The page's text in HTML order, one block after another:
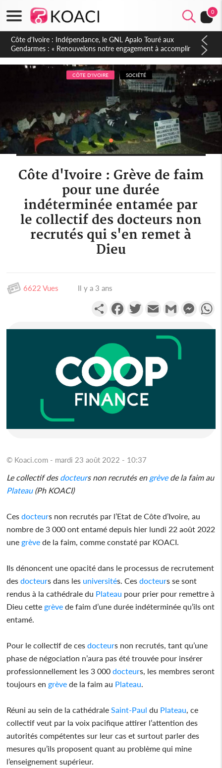
0
Sierra Leone : Un projet de réforme constitutionnelle en
gestation, points clés des amendements, un exclu d'avance
CÔTE D'IVOIRE SOCIÉTÉ
Côte d'Ivoire : Grève de faim
pour une durée
indéterminée entamée par
le collectif des docteurs non
recrutés qui s'en remet à
Dieu
6622 Vues Il y a 3 ans
PartagerFacebookTwitterEmail Gmail
© Koaci.com - mardi 23 août 2022 - 10:37
Le collectif des docteurs non recrutés en grèvede la faim au
Plateau(Ph KOACI)
Cesdocteurs non recrutés par l’Etat de Côte d’Ivoire, au
nombre de 3 000 ont entamé depuis hier lundi 22 août 2022
une grève de la faim, comme constaté par KOACI.
Ils dénoncent une opacité dans le processus de recrutement
desdocteurs dans les universités. Cesdocteurs se sont
rendus à la cathédrale du Plateau pour prier pour remettre à
Dieu cette grève de faim d’une durée indéterminée qu’ils ont
entamé.
Pour le collectif de cesdocteurs non recrutés, tant qu’une
phase de négociation n’aura pas été trouvée pour insérer
professionnellement les 3 000docteurs, les membres seront
toujours en grève de la faim au Plateau
Réuni au sein de la cathédrale Saint-Paul du Plateau , ce
collectif veut par la voix pacifique attirer l’attention des
autorités compétentes sur leur cas et surtout parler des
mesures qu’ils proposent quant au problème qui mine
l’enseignement supérieur.